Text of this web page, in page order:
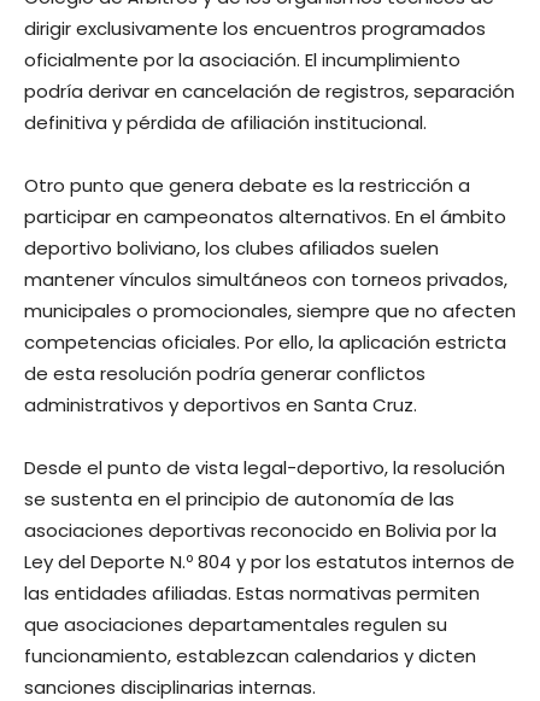
dirigir exclusivamente los encuentros programados
oficialmente por la asociación. El incumplimiento
podría derivar en cancelación de registros, separación
definitiva y pérdida de afiliación institucional.
Otro punto que genera debate es la restricción a
participar en campeonatos alternativos. En el ámbito
deportivo boliviano, los clubes afiliados suelen
mantener vínculos simultáneos con torneos privados,
municipales o promocionales, siempre que no afecten
competencias oficiales. Por ello, la aplicación estricta
de esta resolución podría generar conflictos
administrativos y deportivos en Santa Cruz.
Desde el punto de vista legal-deportivo, la resolución
se sustenta en el principio de autonomía de las
asociaciones deportivas reconocido en Bolivia por la
Ley del Deporte N.º 804 y por los estatutos internos de
las entidades afiliadas. Estas normativas permiten
que asociaciones departamentales regulen su
funcionamiento, establezcan calendarios y dicten
sanciones disciplinarias internas.